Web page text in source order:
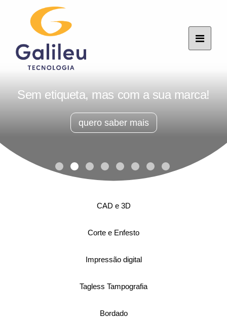
Sem etiqueta, mas com a sua marca!
quero saber mais
CAD e 3D
Corte e Enfesto
Impressão digital
Tagless Tampografia
Bordado